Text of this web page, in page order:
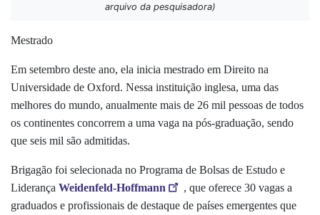
arquivo da pesquisadora)
Mestrado
Em setembro deste ano, ela inicia mestrado em Direito na
Universidade de Oxford. Nessa instituição inglesa, uma das
melhores do mundo, anualmente mais de 26 mil pessoas de todos
os continentes concorrem a uma vaga na pós-graduação, sendo
que seis mil são admitidas.
Brigagão foi selecionada no Programa de Bolsas de Estudo e
Liderança Weidenfeld-Hoffmann
, que oferece 30 vagas a
graduados e profissionais de destaque de países emergentes que